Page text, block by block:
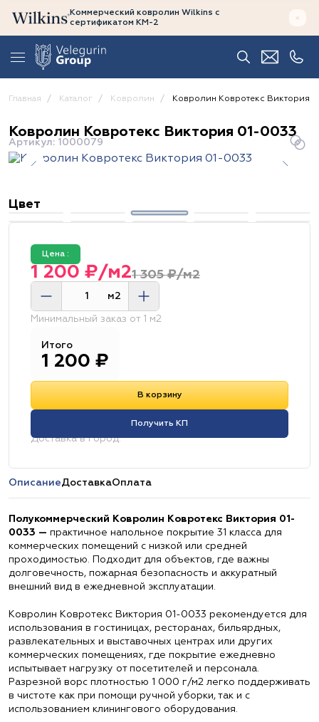
Коммерческий ковролин Wilkins с
сертификатом КМ-2
Главная Каталог Ковролин Ковролин Ковротекс Виктория
Ковролин Ковротекс Виктория 01-0033
Артикул: 1000079
Цвет
Цена :
1 305 ₽/м2
1 200 ₽/м2
м2
Минимальный заказ от 1 м2
Итого
1 200 ₽
В корзину
Получить КП
Доставка в город:
ОписаниеДоставкаОплата
Полукоммерческий Ковролин Ковротекс Виктория 01-
0033 — практичное напольное покрытие 31 класса для
коммерческих помещений с низкой или средней
проходимостью. Подходит для объектов, где важны
долговечность, пожарная безопасность и аккуратный
внешний вид в ежедневной эксплуатации.
Ковролин Ковротекс Виктория 01-0033 рекомендуется для
использования в гостиницах, ресторанах, бильярдных,
развлекательных и выставочных центрах или других
коммерческих помещениях, где покрытие ежедневно
испытывает нагрузку от посетителей и персонала.
Разрезной ворс плотностью 1 000 г/м2 легко поддерживать
в чистоте как при помощи ручной уборки, так и с
использованием клинингового оборудования.